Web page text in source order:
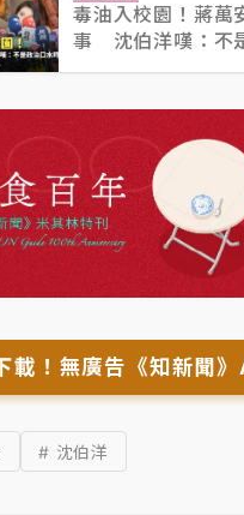
毒油入校園！蔣萬
事 沈伯洋嘆：不
載！無廣告《知新聞
# 沈伯洋